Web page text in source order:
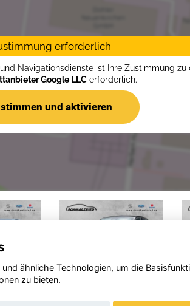
erforderlich
Navigationsdienste ist Ihre Zustimmung zu
Google LLC erforderlich.
und aktivieren
ähnliche Technologien, um die
zu bieten.